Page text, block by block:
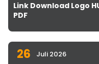
Link Download Logo
PDF
26 Juli 2026